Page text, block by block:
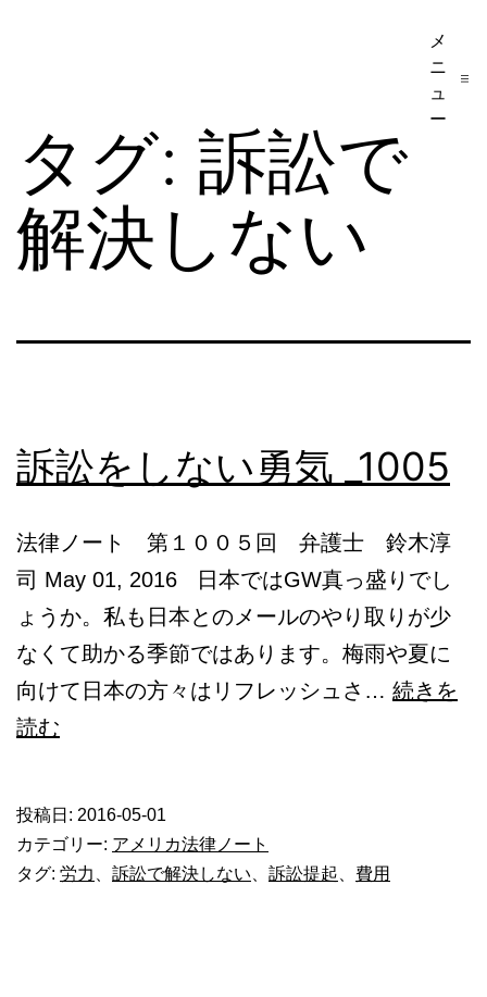
ス
キ
プ
カ
移
民・
ビ
手
の
日
語
相
談
メ
ニ
ュ
ー
タグ: 訴訟で
解決しない
訴訟をしない勇気 _1005
法律ノート 第１００５回 弁護士 鈴木淳
司 May 01, 2016 日本ではGW真っ盛りでし
ょうか。私も日本とのメールのやり取りが少
なくて助かる季節ではあります。梅雨や夏に
向けて日本の方々はリフレッシュさ… 続きを
読む
し
な
投稿日: 2016-05-01
カテゴリー: アメリカ法律ノート
タグ: 労力 訴訟で解決しない 訴訟提起 費用